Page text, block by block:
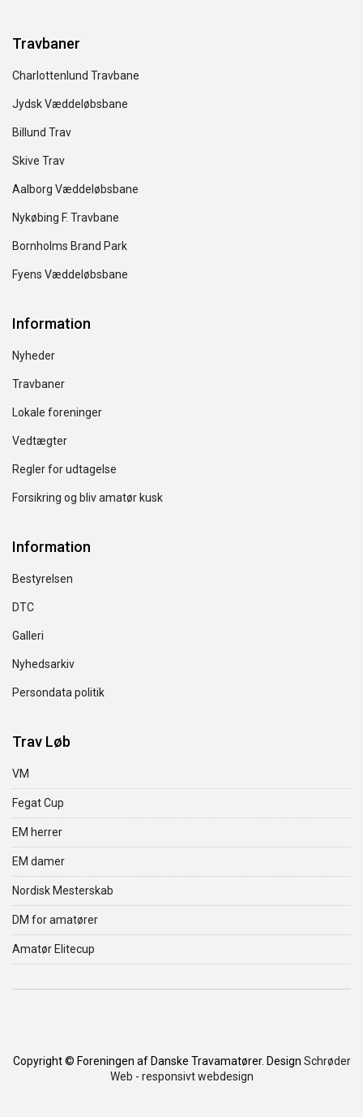
Travbaner
Charlottenlund Travbane
Jydsk Væddeløbsbane
Billund Trav
Skive Trav
Aalborg Væddeløbsbane
Nykøbing F. Travbane
Bornholms Brand Park
Fyens Væddeløbsbane
Information
Nyheder
Travbaner
Lokale foreninger
Vedtægter
Regler for udtagelse
Forsikring og bliv amatør kusk
Information
Bestyrelsen
DTC
Galleri
Nyhedsarkiv
Persondata politik
Trav Løb
VM
Fegat Cup
EM herrer
EM damer
Nordisk Mesterskab
DM for amatører
Amatør Elitecup
Copyright © Foreningen af Danske Travamatører. Design Schrøder
Web - responsivt webdesign